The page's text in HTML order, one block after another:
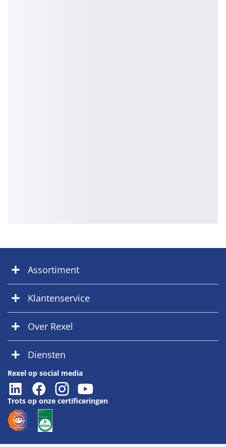
Assortiment
Klantenservice
Over Rexel
Diensten
Rexel op social media
Trots op onze certificeringen